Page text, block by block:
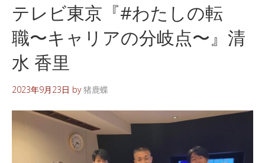
テレビ東京『#わたしの転
職〜キャリアの分岐点〜』清
水 香里
2023年9月23日 by猪鹿蝶